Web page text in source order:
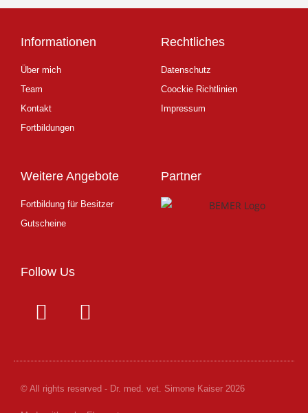
Informationen
Über mich
Team
Kontakt
Fortbildungen
Rechtliches
Datenschutz
Coockie Richtlinien
Impressum
Weitere Angebote
Fortbildung für Besitzer
Gutscheine
Partner
Follow Us
© All rights reserved - Dr. med. vet. Simone Kaiser 2026